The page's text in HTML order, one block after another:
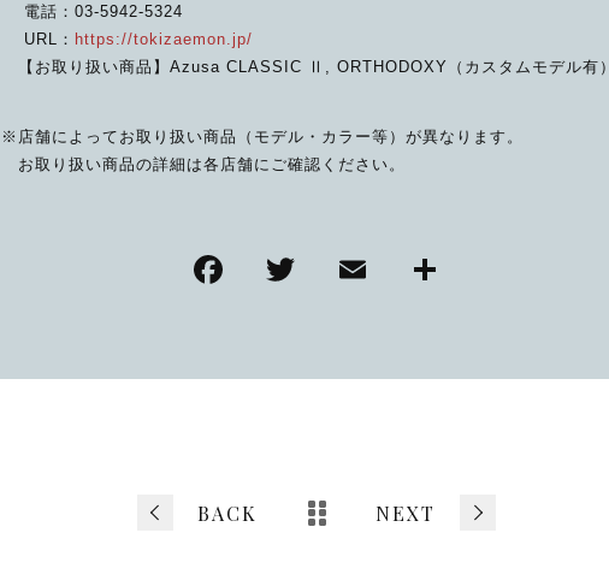
電話：03-5942-5324
URL： https://tokizaemon.jp/
【お取り扱い商品】Azusa CLASSIC Ⅱ, ORTHODOXY（カスタムモデル有）
※店舗によってお取り扱い商品（モデル・カラー等）が異なります。
お取り扱い商品の詳細は各店舗にご確認ください。
e
o
er
l
BACK NEXT